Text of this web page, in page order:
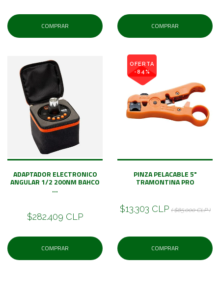
COMPRAR COMPRAR
ADAPTADOR ELECTRONICO
ANGULAR 1/2 200NM BAHCO
...
$282.409 CLP
COMPRAR
OFERTA
-84%
PINZA PELACABLE 5"
TRAMONTINA PRO
$13.303 CLP ( $85.000 CLP )
COMPRAR